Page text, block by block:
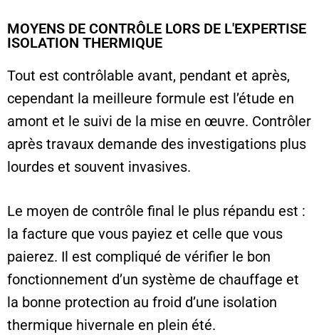
MOYENS DE CONTRÔLE LORS DE L'EXPERTISE
ISOLATION THERMIQUE
Tout est contrôlable avant, pendant et après,
cependant la meilleure formule est l’étude en
amont et le suivi de la mise en œuvre. Contrôler
après travaux demande des investigations plus
lourdes et souvent invasives.
Le moyen de contrôle final le plus répandu est :
la facture que vous payiez et celle que vous
paierez. Il est compliqué de vérifier le bon
fonctionnement d’un système de chauffage et
la bonne protection au froid d’une isolation
thermique hivernale en plein été.